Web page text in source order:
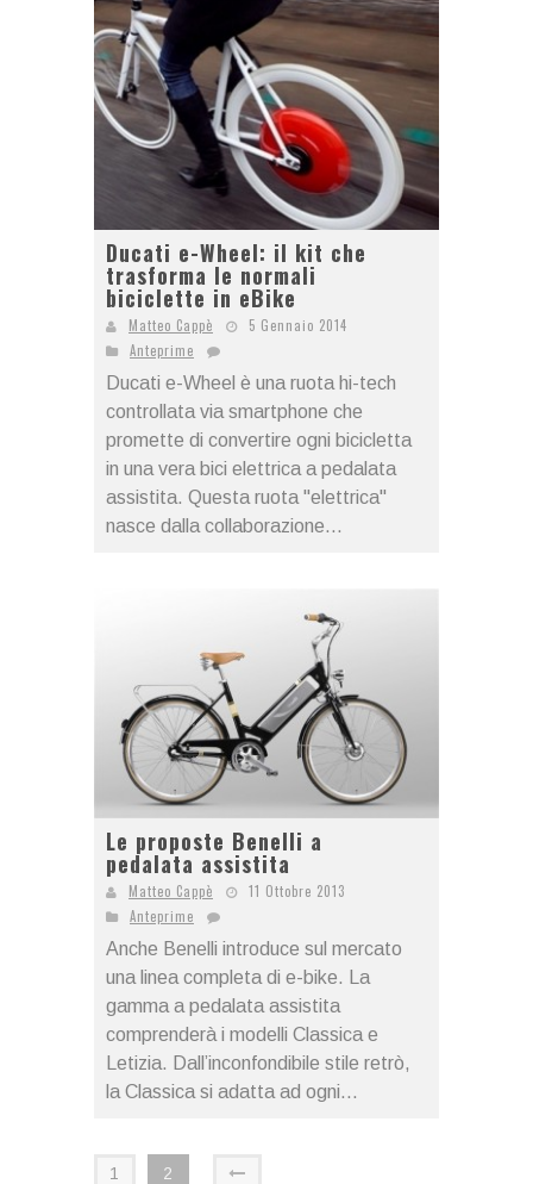
Ducati e-Wheel: il kit che
trasforma le normali
biciclette in eBike
Matteo Cappè
5 Gennaio 2014
Anteprime
Ducati e-Wheel è una ruota hi-tech
controllata via smartphone che
promette di convertire ogni bicicletta
in una vera bici elettrica a pedalata
assistita. Questa ruota "elettrica"
nasce dalla collaborazione...
Le proposte Benelli a
pedalata assistita
Matteo Cappè
11 Ottobre 2013
Anteprime
Anche Benelli introduce sul mercato
una linea completa di e-bike. La
gamma a pedalata assistita
comprenderà i modelli Classica e
Letizia. Dall’inconfondibile stile retrò,
la Classica si adatta ad ogni...
1 2